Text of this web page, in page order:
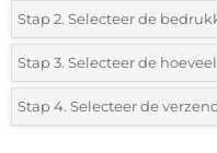
Stap 2. Selecteer de
*Selecteer de bedrukking en
Lasergravering (Op het
Stap 3. Selecteer de
*Selecteer uit de lijst of voeg
Stap 4. Selecteer de